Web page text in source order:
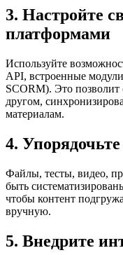
3. Настройте
платформами
Используйте
API, встроенные
SCORM). Это позволит
другом,
материалам.
4.
Файлы, тесты, видео,
быть
чтобы контент
вручную.
5. Внедрите